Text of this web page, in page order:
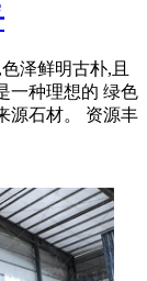
泽鲜明古朴,且
一种理想的 绿色
源石材。 资源丰